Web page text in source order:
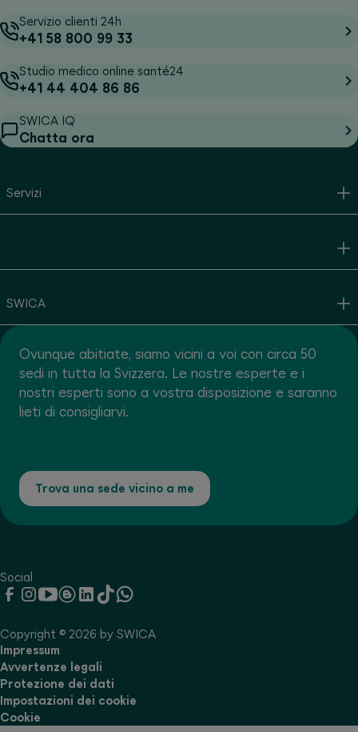
Servizio clienti 24h
+41 58 800 99 33
Studio medico online santé24
+41 44 404 86 86
SWICA IQ
Chatta ora
Servizi
SWICA
Ovunque abitiate, siamo vicini a voi con circa 50
sedi in tutta la Svizzera. Le nostre esperte e i
nostri esperti sono a vostra disposizione e saranno
lieti di consigliarvi.
Trova una sede vicino a me
Social
Copyright © 2026 by SWICA
Impressum
Avvertenze legali
Protezione dei dati
Impostazioni dei cookie
Cookie